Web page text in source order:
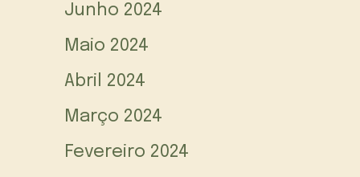
Junho 2024
Maio 2024
Abril 2024
Março 2024
Fevereiro 2024